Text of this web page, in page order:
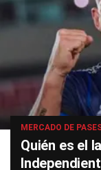
MERCADO DE
Quién es el